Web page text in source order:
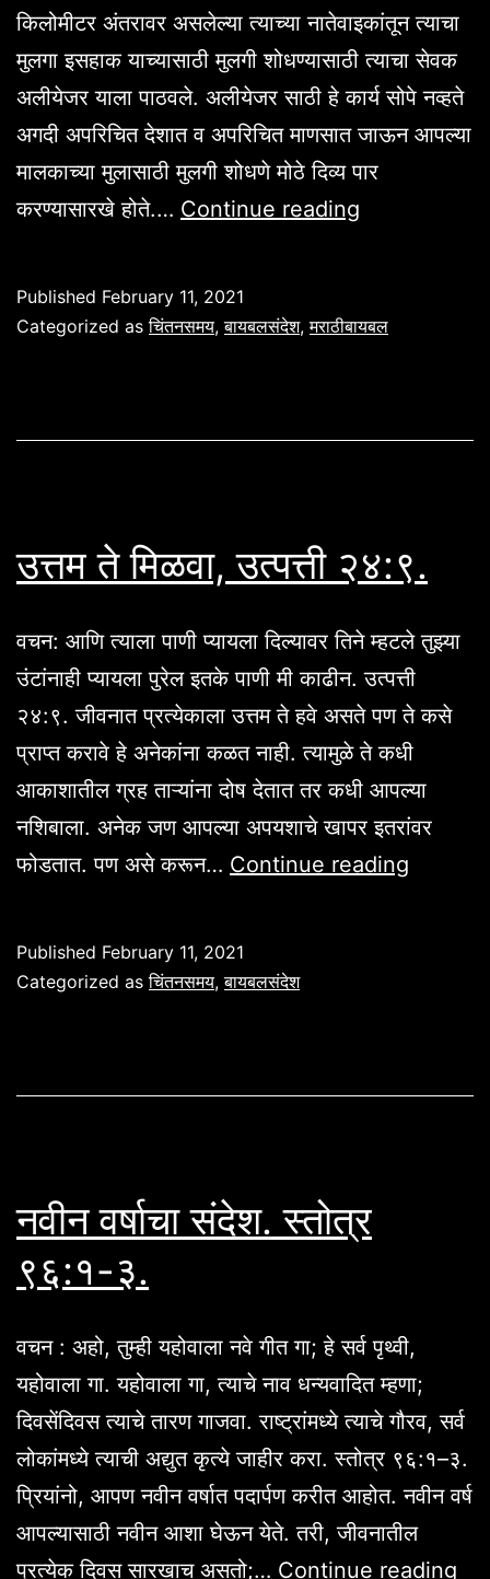
किलोमीटर अंतरावर असलेल्या त्याच्या नातेवाइकांतून त्याचा
मुलगा इसहाक याच्यासाठी मुलगी शोधण्यासाठी त्याचा सेवक
अलीयेजर याला पाठवले. अलीयेजर साठी हे कार्य सोपे नव्हते
अगदी अपरिचित देशात व अपरिचित माणसात जाऊन आपल्या
मालकाच्या मुलासाठी मुलगी शोधणे मोठे दिव्य पार
करण्यासारखे होते.… Continue reading
२४:२६.
Published February 11, 2021
Categorized asचिंतनसमय,बायबलसंदेश,मराठीबायबल
उत्तम ते मिळवा, उत्पत्ती २४:९.
वचन: आणि त्याला पाणी प्यायला दिल्यावर तिने म्हटले तुझ्या
उंटांनाही प्यायला पुरेल इतके पाणी मी काढीन. उत्पत्ती
२४:९. जीवनात प्रत्येकाला उत्तम ते हवे असते पण ते कसे
प्राप्त करावे हे अनेकांना कळत नाही. त्यामुळे ते कधी
आकाशातील ग्रह ताऱ्यांना दोष देतात तर कधी आपल्या
नशिबाला. अनेक जण आपल्या अपयशाचे खापर इतरांवर
फोडतात. पण असे करून… Continue reading
Published February 11, 2021
Categorized asचिंतनसमय,बायबलसंदेश
नवीन वर्षाचा संदेश. स्तोत्र
९६:१-३.
वचन : अहो, तुम्ही यहोवाला नवे गीत गा; हे सर्व पृथ्वी,
यहोवाला गा. यहोवाला गा, त्याचे नाव धन्यवादित म्हणा;
दिवसेंदिवस त्याचे तारण गाजवा. राष्ट्रांमध्ये त्याचे गौरव, सर्व
लोकांमध्ये त्याची अद्युत कृत्ये जाहीर करा. स्तोत्र ९६:१–३.
प्रियांनो, आपण नवीन वर्षात पदार्पण करीत आहोत. नवीन वर्ष
आपल्यासाठी नवीन आशा घेऊन येते. तरी, जीवनातील
प्रत्येक दिवस सारखाच असतो;… Continue reading